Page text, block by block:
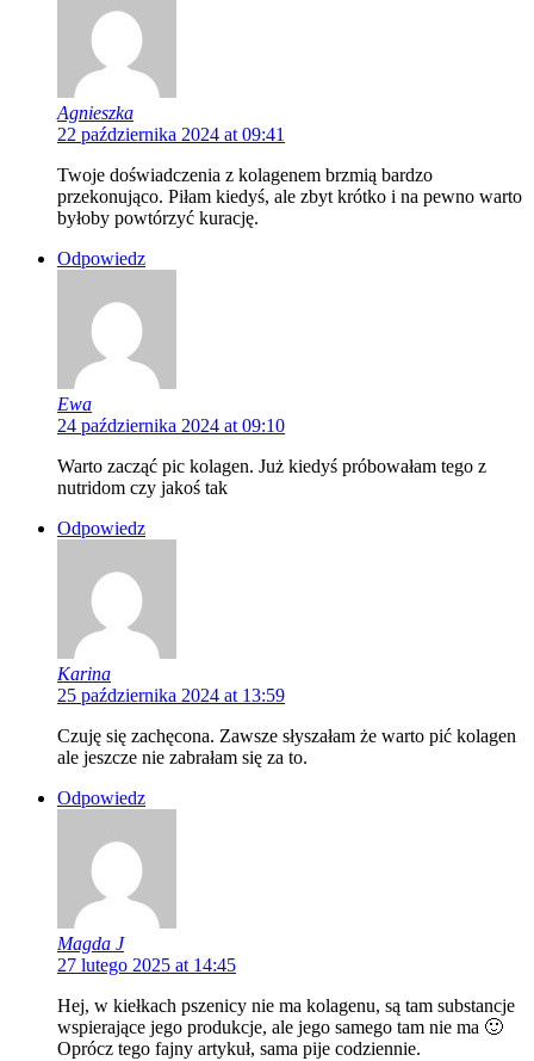
Agnieszka
22 października 2024 at 09:41
Twoje doświadczenia z kolagenem brzmią bardzo
przekonująco. Piłam kiedyś, ale zbyt krótko i na pewno warto
byłoby powtórzyć kurację.
Odpowiedz
Ewa
24 października 2024 at 09:10
Warto zacząć pic kolagen. Już kiedyś próbowałam tego z
nutridom czy jakoś tak
Odpowiedz
Karina
25 października 2024 at 13:59
Czuję się zachęcona. Zawsze słyszałam że warto pić kolagen
ale jeszcze nie zabrałam się za to.
Odpowiedz
Magda J
27 lutego 2025 at 14:45
Hej, w kiełkach pszenicy nie ma kolagenu, są tam substancje
wspierające jego produkcje, ale jego samego tam nie ma 🙂
Oprócz tego fajny artykuł, sama pije codziennie.